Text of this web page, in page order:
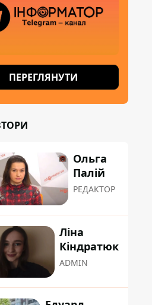
ПЕРЕГЛЯНУТИ
Ольга
Палій
РЕДАКТОР
Ліна
Кіндратюк
ADMIN